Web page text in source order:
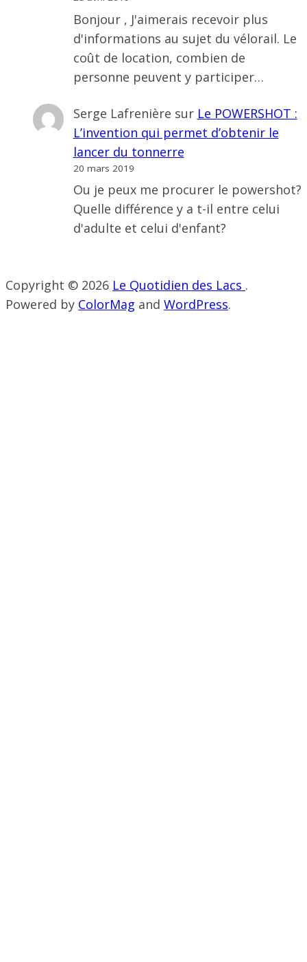
Bonjour , J'aimerais recevoir plus
d'informations au sujet du vélorail. Le
coût de location, combien de
personne peuvent y participer…
Serge Lafrenière sur Le POWERSHOT :
L’invention qui permet d’obtenir le
lancer du tonnerre
20 mars 2019
Ou je peux me procurer le powershot?
Quelle différence y a t-il entre celui
d'adulte et celui d'enfant?
Copyright © 2026 Le Quotidien des Lacs .
Powered by ColorMag and WordPress.